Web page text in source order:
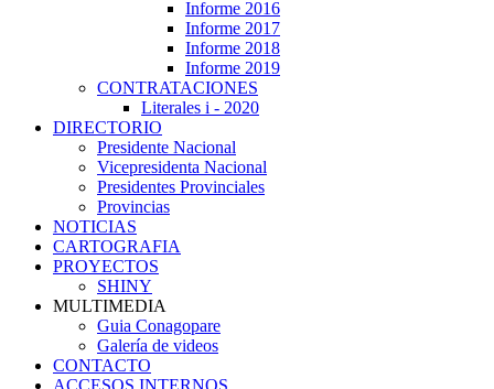
Informe 2016
Informe 2017
Informe 2018
Informe 2019
CONTRATACIONES
Literales i - 2020
DIRECTORIO
Presidente Nacional
Vicepresidenta Nacional
Presidentes Provinciales
Provincias
NOTICIAS
CARTOGRAFIA
PROYECTOS
SHINY
MULTIMEDIA
Guia Conagopare
Galería de videos
CONTACTO
ACCESOS INTERNOS